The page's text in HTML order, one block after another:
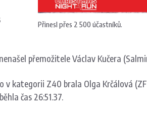
Přinesl přes 2 500 účastníků.
přemožitele Václav Kučera
v kategorii Z40 brala Olga Krčálová
čas 26:51.37.